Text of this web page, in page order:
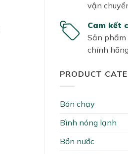
vận
Cam kết
Sản
chính
PRODUCT
Bán chạy
Bình nóng lạnh
Bồn nước